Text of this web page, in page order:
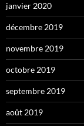
janvier 2020
décembre 2019
novembre 2019
octobre 2019
septembre 2019
août 2019